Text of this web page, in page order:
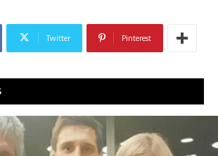
Twitter Pinterest